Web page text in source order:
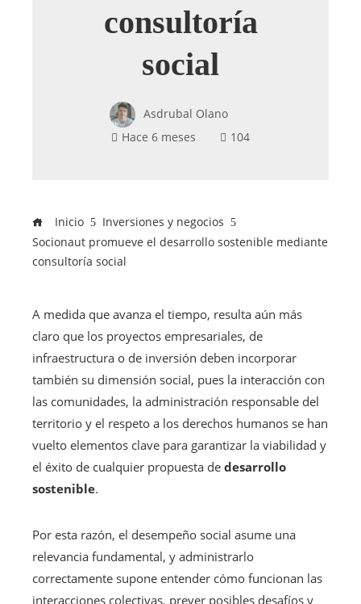
consultoría
social
Asdrubal Olano
Hace 6 meses
104
Inicio
Inversiones y negocios
Socionaut promueve el desarrollo sostenible mediante
consultoría social
A medida que avanza el tiempo, resulta aún más
claro que los proyectos empresariales, de
infraestructura o de inversión deben incorporar
también su dimensión social, pues la interacción con
las comunidades, la administración responsable del
territorio y el respeto a los derechos humanos se han
vuelto elementos clave para garantizar la viabilidad y
el éxito de cualquier propuesta de desarrollo
sostenible.
Por esta razón, el desempeño social asume una
relevancia fundamental, y administrarlo
correctamente supone entender cómo funcionan las
interacciones colectivas, prever posibles desafíos y